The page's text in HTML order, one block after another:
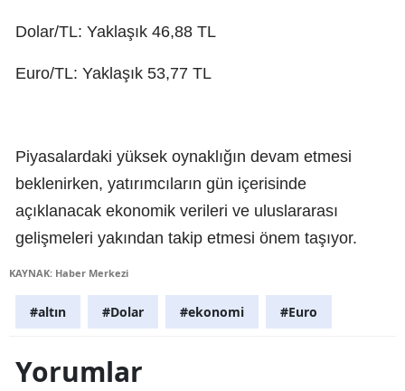
Dolar/TL: Yaklaşık 46,88 TL
Euro/TL: Yaklaşık 53,77 TL
Piyasalardaki yüksek oynaklığın devam etmesi
beklenirken, yatırımcıların gün içerisinde
açıklanacak ekonomik verileri ve uluslararası
gelişmeleri yakından takip etmesi önem taşıyor.
KAYNAK: Haber Merkezi
#altın #Dolar #ekonomi #Euro
Yorumlar